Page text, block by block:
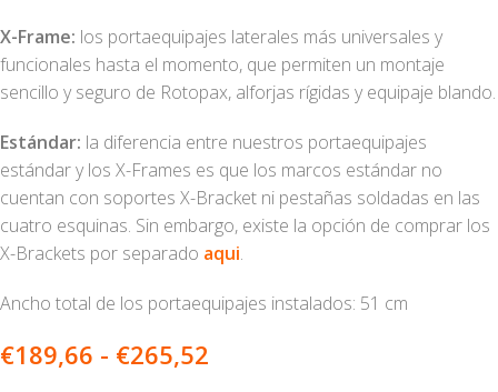
X-Frame: los portaequipajes laterales más universales y
funcionales hasta el momento, que permiten un montaje
sencillo y seguro de Rotopax, alforjas rígidas y equipaje blando.
Estándar: la diferencia entre nuestros portaequipajes
estándar y los X-Frames es que los marcos estándar no
cuentan con soportes X-Bracket ni pestañas soldadas en las
cuatro esquinas. Sin embargo, existe la opción de comprar los
X-Brackets por separado aqui.
Ancho total de los portaequipajes instalados: 51 cm
€189,66 - €265,52